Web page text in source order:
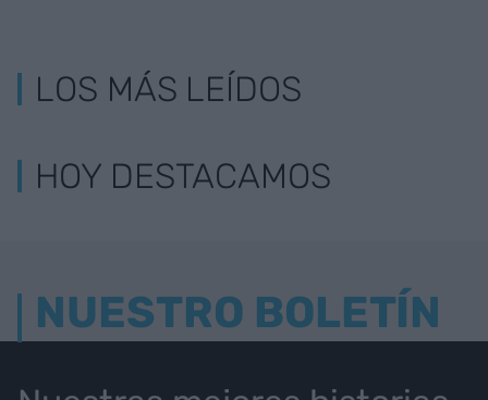
LOS MÁS LEÍDOS
HOY DESTACAMOS
NUESTRO BOLETÍN